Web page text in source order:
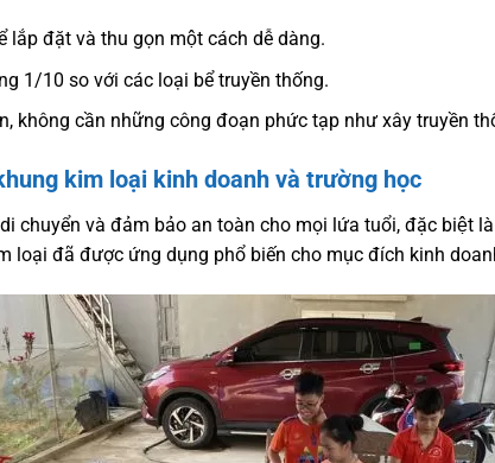
lắp đặt và thu gọn một cách dễ dàng.
1/10 so với các loại bể truyền thống.
không cần những công đoạn phức tạp như xây truyền
kim loại kinh doanh và trường học
chuyển và đảm bảo an toàn cho mọi lứa tuổi, đặc biệt
loại đã được ứng dụng phổ biến cho mục đích kinh